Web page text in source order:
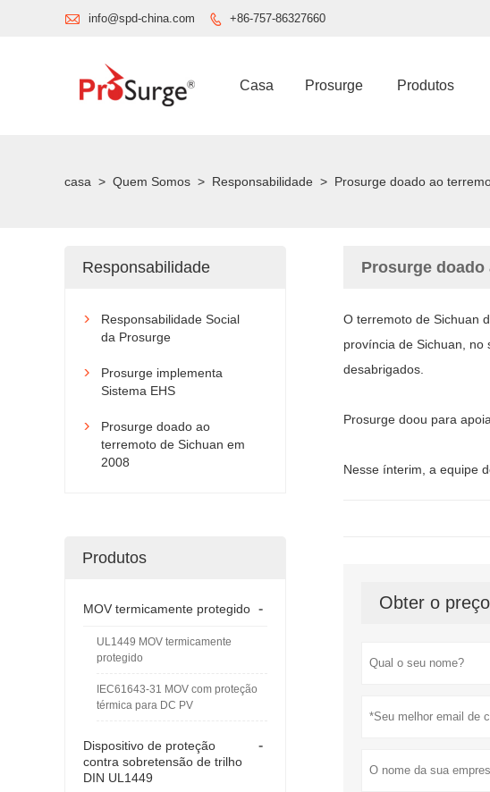
 info@spd-china.com  +86-757-86327660
Casa Prosurge Produtos
casa > Quem Somos > Responsabilidade > Prosurge doado ao
Prosurge doado
O terremoto de Sichuan
província de Sichuan, no
desabrigados.
Prosurge doou para
Nesse ínterim, a equipe
Obter o
Responsabilidade

Responsabilidade Social
da Prosurge

Prosurge implementa
Sistema EHS

Prosurge doado ao
terremoto de Sichuan em
2008
Produtos
-
MOV termicamente protegido
UL1449 MOV termicamente
protegido
IEC61643-31 MOV com proteção
térmica para DC PV
-
Dispositivo de proteção
contra sobretensão de trilho
DIN UL1449